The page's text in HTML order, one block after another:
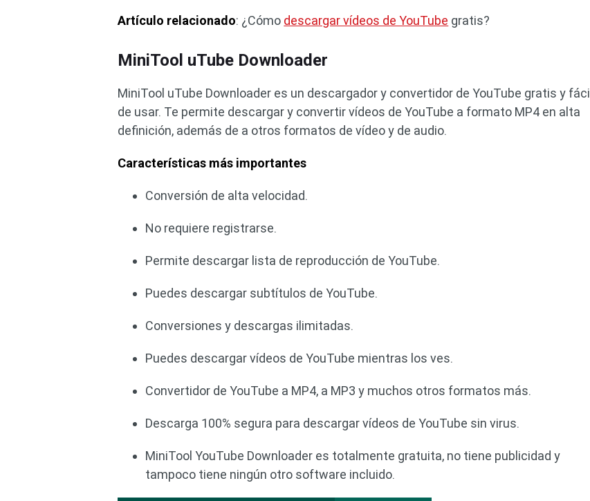
Artículo relacionado: ¿Cómo descargar vídeos de YouTube gratis?
MiniTool uTube Downloader
MiniTool uTube Downloader es un descargador y convertidor de YouTube gratis y fácil
de usar. Te permite descargar y convertir vídeos de YouTube a formato MP4 en alta
definición, además de a otros formatos de vídeo y de audio.
Características más importantes
Conversión de alta velocidad.
No requiere registrarse.
Permite descargar lista de reproducción de YouTube.
Puedes descargar subtítulos de YouTube.
Conversiones y descargas ilimitadas.
Puedes descargar vídeos de YouTube mientras los ves.
Convertidor de YouTube a MP4, a MP3 y muchos otros formatos más.
Descarga 100% segura para descargar vídeos de YouTube sin virus.
MiniTool YouTube Downloader es totalmente gratuita, no tiene publicidad y
tampoco tiene ningún otro software incluido.